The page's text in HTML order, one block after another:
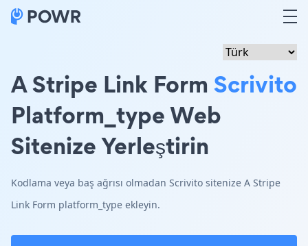
A Stripe Link Form Scrivito
Platform_type Web
Sitenize Yerleştirin
Kodlama veya baş ağrısı olmadan Scrivito sitenize A Stripe
Link Form platform_type ekleyin.